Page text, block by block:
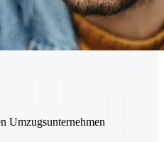
Umzugsunternehmen